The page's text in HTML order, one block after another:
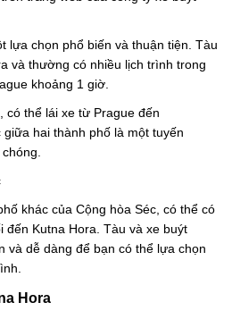
lựa chọn phổ biến và thuận tiện. Tàu
và thường có nhiều lịch trình trong
khoảng 1 giờ.
có thể lái xe từ Prague đến
hai thành phố là một tuyến
khác của Cộng hòa Séc, có thể có
đến Kutna Hora. Tàu và xe buýt
và dễ dàng để bạn có thể lựa chọn
Hora